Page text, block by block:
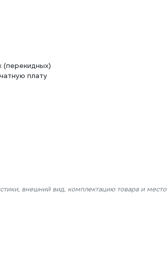
плату
внешний вид, комплектацию товара и место